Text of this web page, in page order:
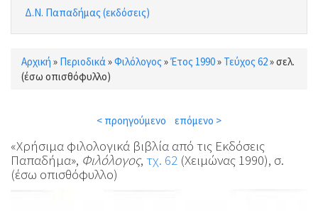
Δ.Ν. Παπαδήμας (εκδόσεις)
Είστε εδώ
Αρχική » Περιοδικά»Φιλόλογος »Έτος 1990» Τεύχος 62»σελ.
(έσω οπισθόφυλλο)
< προηγούμενο επόμενο >
«Χρήσιμα φιλολογικά βιβλία από τις Εκδόσεις
Παπαδήμα», Φιλόλογος, τχ. 62 (Χειμώνας 1990), σ.
(έσω οπισθόφυλλο)